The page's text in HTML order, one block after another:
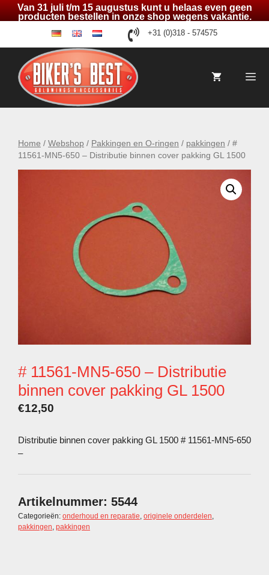
Van 31 juli t/m 15 augustus kunt u helaas even geen
producten bestellen in onze shop wegens vakantie.
inhoud
de en nl +31 (0)318 - 574575
Home / Webshop / Pakkingen en O-ringen / pakkingen / #
11561-MN5-650 – Distributie binnen cover pakking GL 1500
# 11561-MN5-650 – Distributie
binnen cover pakking GL 1500
€12,50
Distributie binnen cover pakking GL 1500 # 11561-MN5-650
–
Artikelnummer: 5544
Categorieën: onderhoud en reparatie originele onderdelen
pakkingen pakkingen